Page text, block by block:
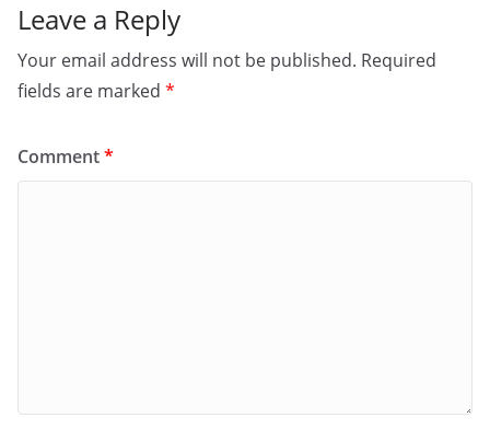
Leave a Reply
Your email address will not be published. Required
fields are marked *
Comment*